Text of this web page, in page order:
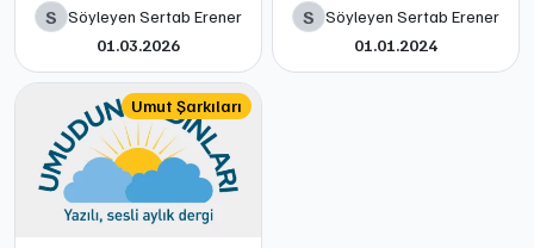
S Söyleyen Sertab Erener
01.03.2026
S Söyleyen Sertab Erener
01.01.2024
Umut Şarkıları